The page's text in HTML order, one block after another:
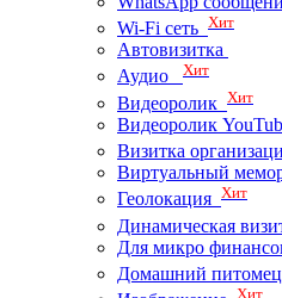
Wi-Fi сеть Хит
Автовизитка
Аудио Хит
Видеоролик Хит
Видеоролик
Визитка
Виртуальный
Геолокация Хит
Динамическая
Для микро
Домашний питомец
Хит